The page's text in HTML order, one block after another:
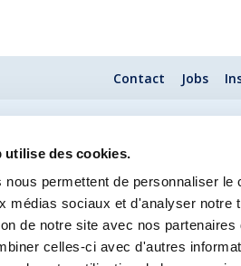
utilise des cookies.
nous permettent de personnaliser
médias sociaux et d'analyser notre
de notre site avec nos
celles-ci avec d'autres
Contact Jobs